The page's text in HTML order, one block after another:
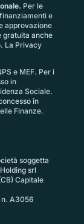
Per le
e
approvazione
gratuita anche
La Privacy
e MEF. Per i
in
Sociale.
in
Finanze.
soggetta
srl
Capitale
n. A3056